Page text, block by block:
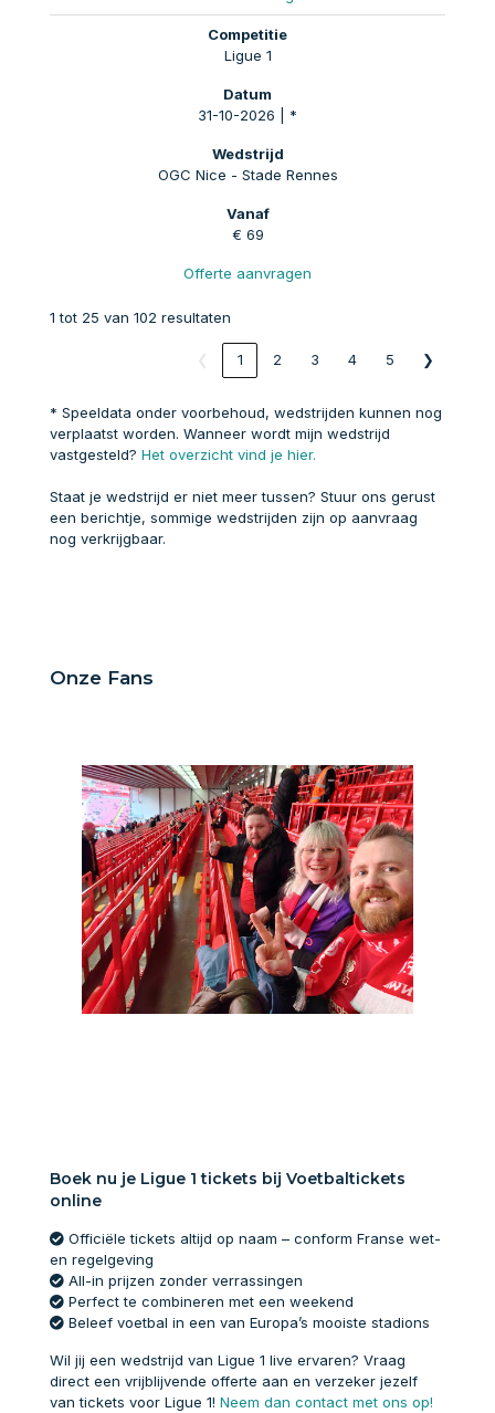
Ligue 1
31-10-2026 | *
OGC Nice - Stade Rennes
€ 69
Offerte aanvragen
1 tot 25 van 102 resultaten
1 2 3 4 5 ❯
* Speeldata onder voorbehoud, wedstrijden kunnen nog
verplaatst worden. Wanneer wordt mijn wedstrijd
vastgesteld? Het overzicht vind je hier.
Staat je wedstrijd er niet meer tussen? Stuur ons gerust
een berichtje, sommige wedstrijden zijn op aanvraag
nog verkrijgbaar.
Onze Fans
Boek nu je Ligue 1 tickets bij Voetbaltickets
online
Officiële tickets altijd op naam – conform Franse wet-
en regelgeving
All-in prijzen zonder verrassingen
Perfect te combineren met een weekend
Beleef voetbal in een van Europa’s mooiste stadions
Wil jij een wedstrijd van Ligue 1 live ervaren? Vraag
direct een vrijblijvende offerte aan en verzeker jezelf
van tickets voor Ligue 1! Neem dan contact met ons op!